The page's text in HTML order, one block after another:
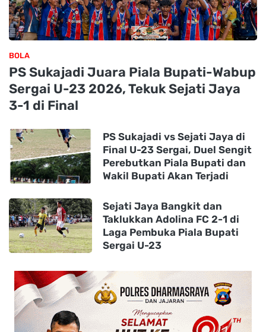
BOLA
PS Sukajadi Juara Piala Bupati-Wabup
Sergai U-23 2026, Tekuk Sejati Jaya
3-1 di Final
PS Sukajadi vs Sejati Jaya di
Final U-23 Sergai, Duel Sengit
Perebutkan Piala Bupati dan
Wakil Bupati Akan Terjadi
Sejati Jaya Bangkit dan
Taklukkan Adolina FC 2-1 di
Laga Pembuka Piala Bupati
Sergai U-23